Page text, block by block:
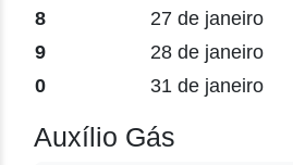
8
27 de janeiro
9
28 de janeiro
0
31 de janeiro
Auxílio Gás